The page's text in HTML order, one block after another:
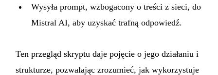
Wysyła prompt, wzbogacony o treści z sieci, do
Mistral AI, aby uzyskać trafną odpowiedź.
Ten przegląd skryptu daje pojęcie o jego działaniu i
strukturze, pozwalając zrozumieć, jak wykorzystuje